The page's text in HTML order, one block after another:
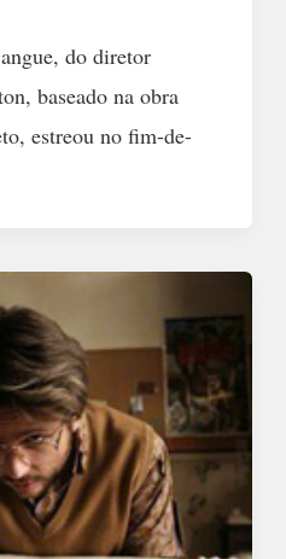
do diretor
baseado na obra
estreou no fim-de-